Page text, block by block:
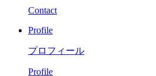
Contact
Profile
プロフィール
Profile